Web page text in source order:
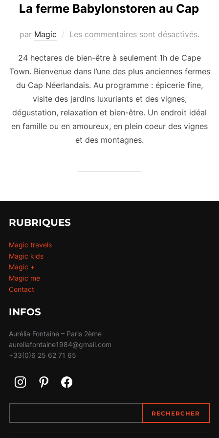
La ferme Babylonstoren au Cap
par Magic Les commentaires sont désactivés.
24 hectares de bien-être à seulement 1h de Cape
Town. Bienvenue dans l’une des plus anciennes fermes
du Cap Néerlandais. Au programme : épicerie fine,
visite des jardins luxuriants et des vignes,
dégustation, relaxation et bien-être. Un endroit idéal
en famille ou en amoureux, en plein coeur des vignes
et des montagnes.
RUBRIQUES
Magic travels
Magic kids
Magic +
Magic me
Contact
INFOS
Aurélia Fontaine – Paris 2ème
aureliafontaine1984@gmail.com
+33(0)6 25 62 71 65
RECHERCHER